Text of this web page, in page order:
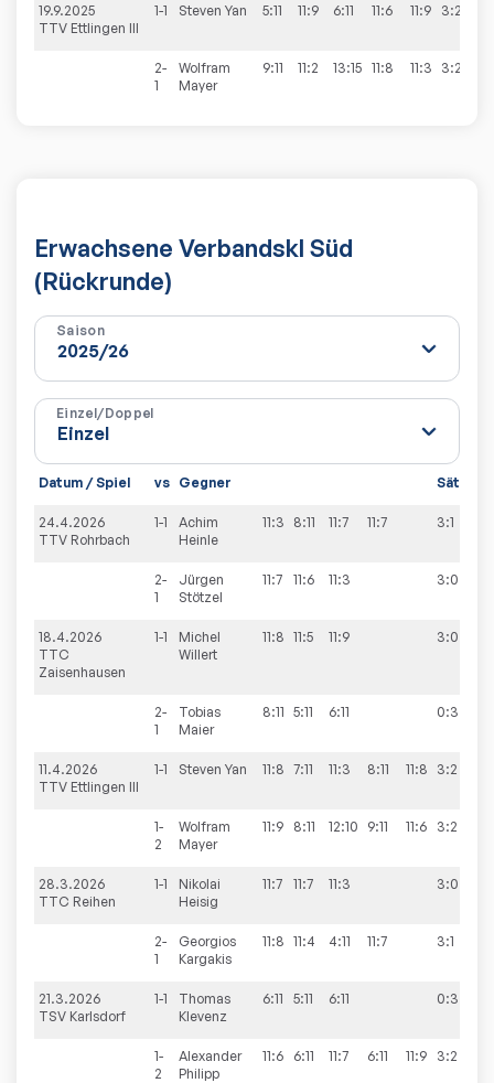
19.9.2025
TTV Ettlingen III
1-1 Steven Yan 5:11 11:9 6:11 11:6 11:9 3:2
2-
1
Wolfram
Mayer
9:11 11:2 13:15 11:8 11:3 3:2
Erwachsene Verbandskl Süd
(Rückrunde)
Saison
Einzel/Doppel
Datum / Spiel vs Gegner Sätze
24.4.2026
TTV Rohrbach
1-1
Achim
Heinle
11:3 8:11 11:7 11:7 3:1
2-
1
Jürgen
Stötzel
11:7 11:6 11:3 3:0
18.4.2026
TTC
Zaisenhausen
1-1
Michel
Willert
11:8 11:5 11:9 3:0
2-
1
Tobias
Maier
8:11 5:11 6:11 0:3
11.4.2026
TTV Ettlingen III
1-1 Steven Yan 11:8 7:11 11:3 8:11 11:8 3:2
1-
2
Wolfram
Mayer
11:9 8:11 12:10 9:11 11:6 3:2
28.3.2026
TTC Reihen
1-1
Nikolai
Heisig
11:7 11:7 11:3 3:0
2-
1
Georgios
Kargakis
11:8 11:4 4:11 11:7 3:1
21.3.2026
TSV Karlsdorf
1-1
Thomas
Klevenz
6:11 5:11 6:11 0:3
1-
2
Alexander
Philipp
11:6 6:11 11:7 6:11 11:9 3:2